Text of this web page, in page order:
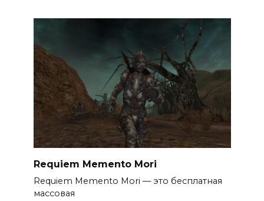
Requiem Memento Mori
Requiem Memento Mori — это бесплатная
массовая